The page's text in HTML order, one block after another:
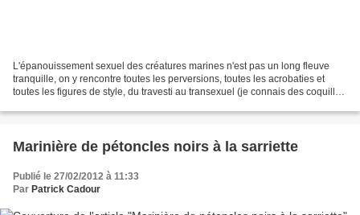
L'épanouissement sexuel des créatures marines n'est pas un long fleuve
tranquille, on y rencontre toutes les perversions, toutes les acrobaties et
toutes les figures de style, du travesti au transexuel (je connais des coquilles
Marinière de pétoncles noirs à la sarriette
Publié le 27/02/2012 à 11:33
Par Patrick Cadour